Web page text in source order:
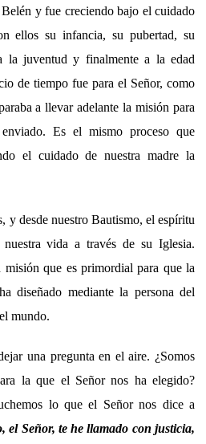
y fue creciendo bajo el cuidado
ellos su infancia, su pubertad, su
la juventud y finalmente a la edad
de tiempo fue para el Señor, como
a llevar adelante la misión para
Es el mismo proceso que
el cuidado de nuestra madre la
nuestro Bautismo, el espíritu
vida a través de su Iglesia.
que es primordial para que la
diseñado mediante la persona del
mundo.
pregunta en el aire. ¿Somos
la que el Señor nos ha elegido?
lo que el Señor nos dice a
el Señor, te he llamado con justicia,